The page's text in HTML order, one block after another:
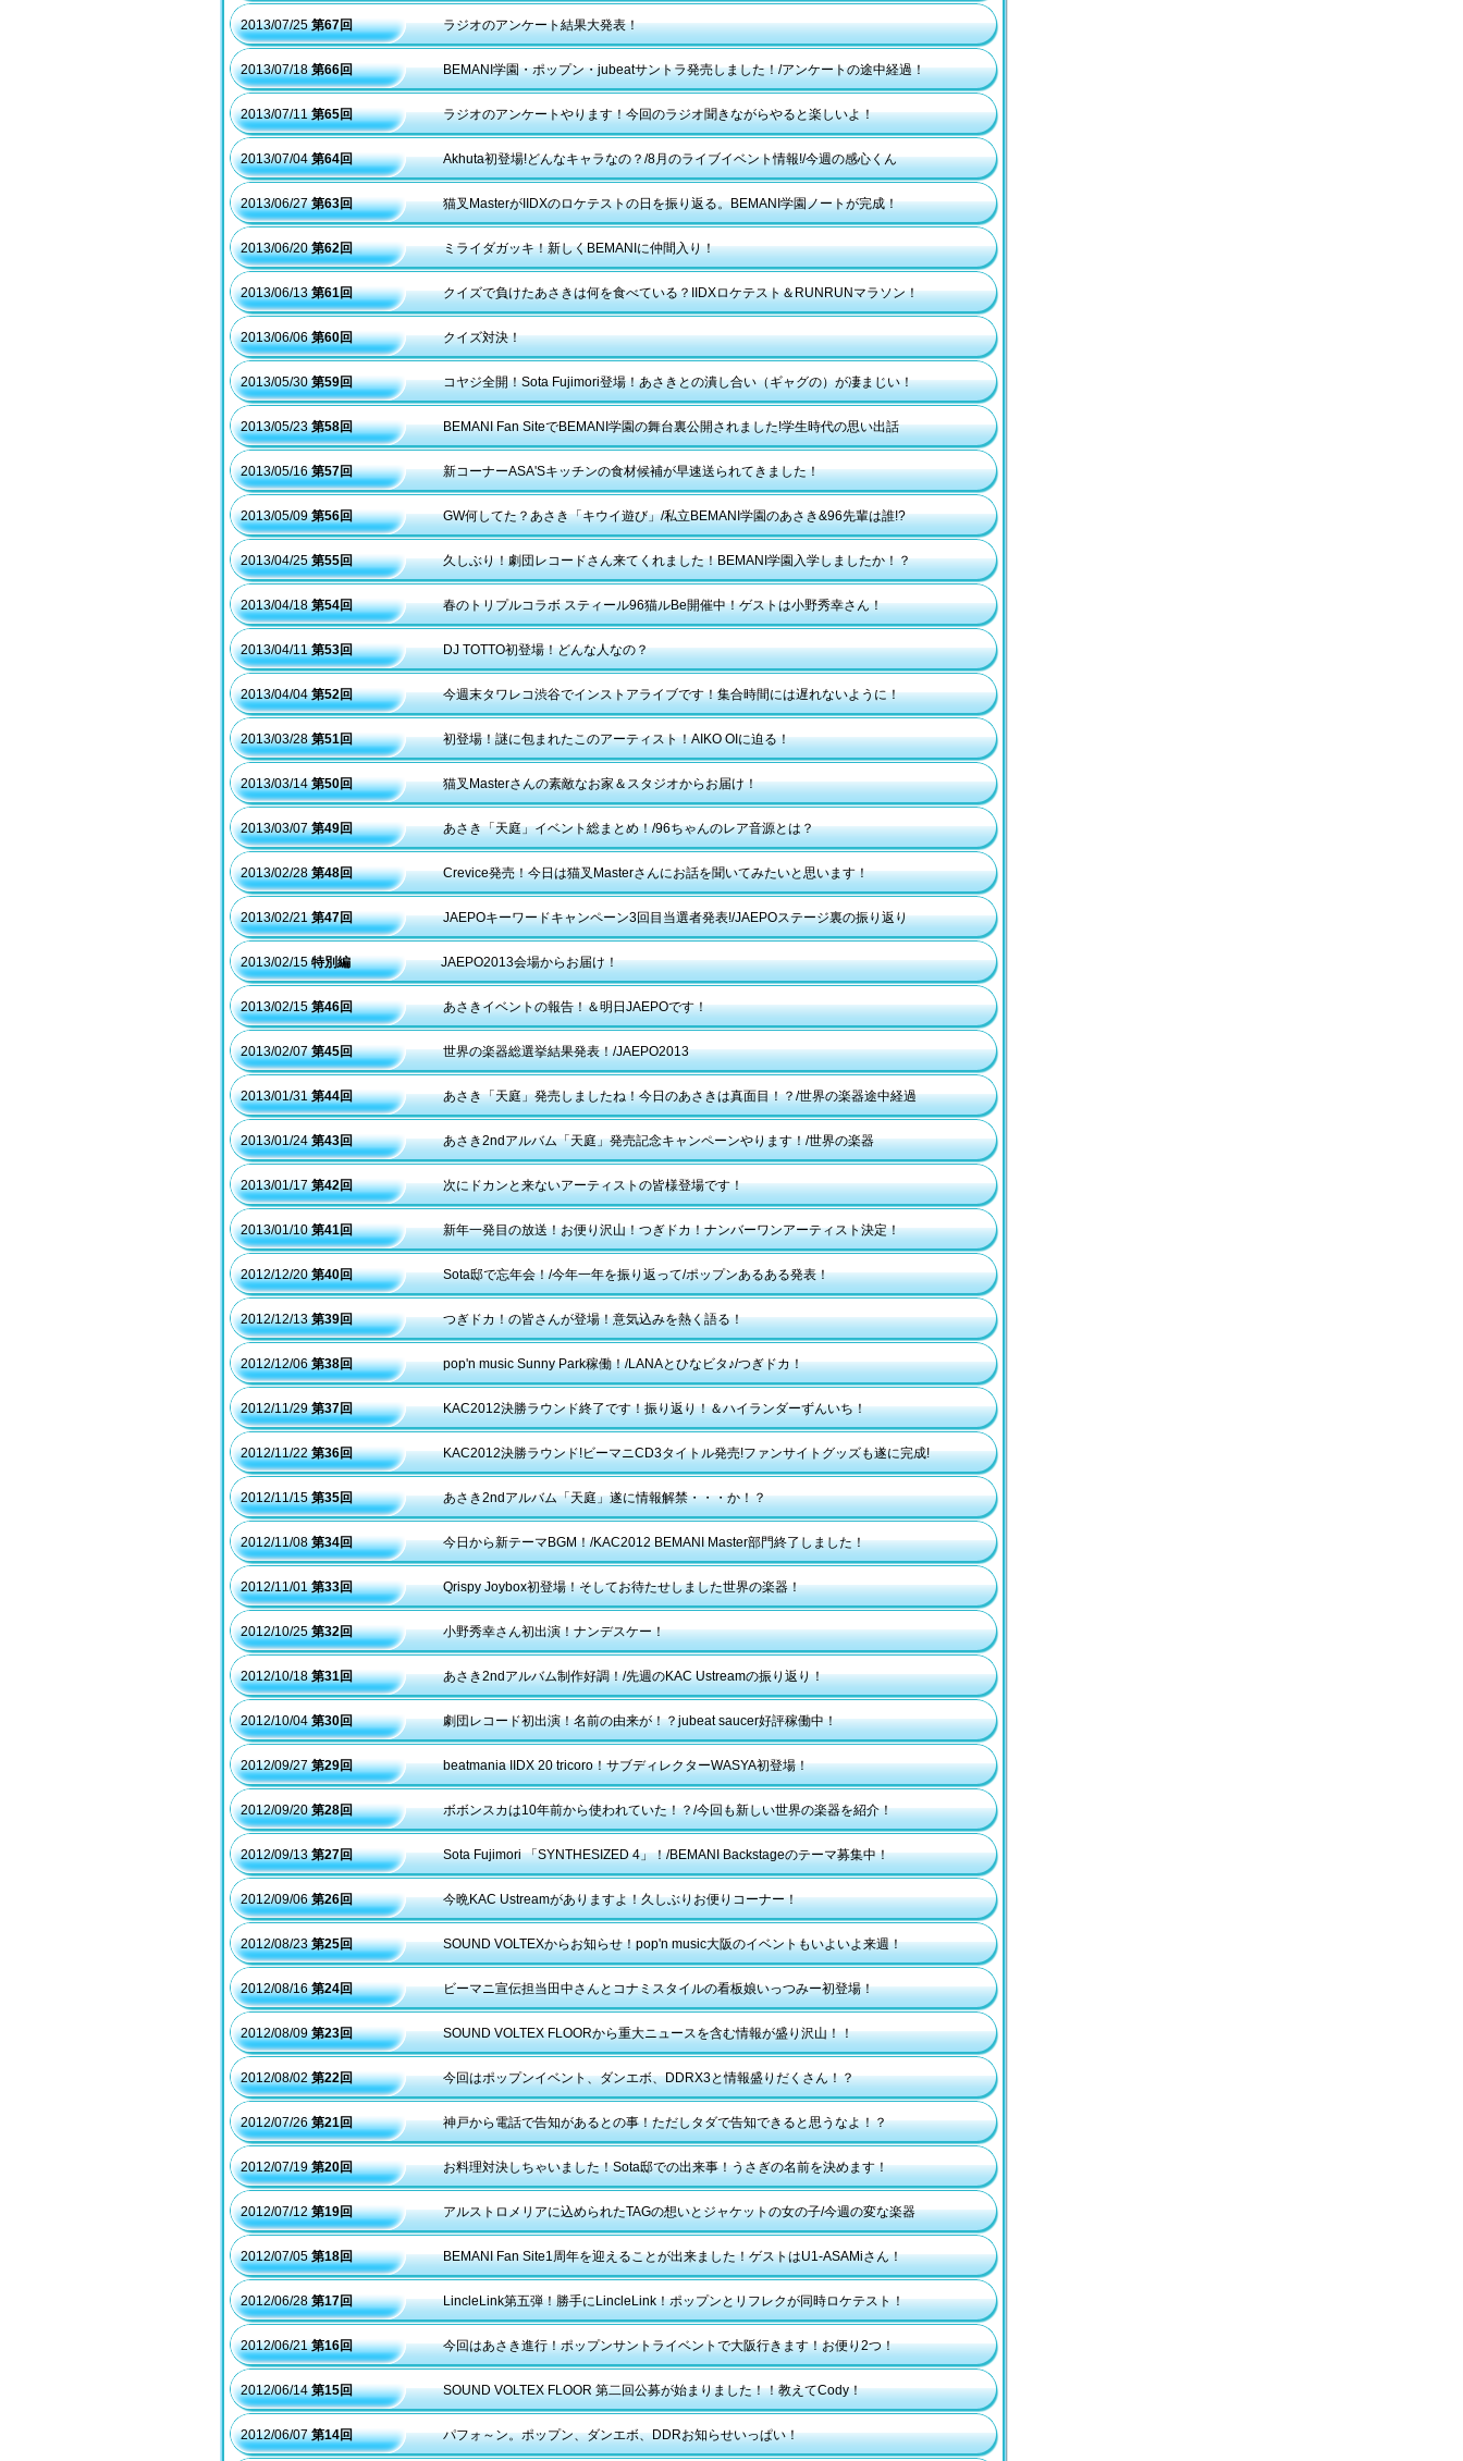
2013/07/25第67回 ラジオのアンケート結果大発表！
2013/07/18第66回 BEMANI学園・ポップン・jubeatサントラ発売しました！/アンケートの途中経過！
2013/07/11第65回 ラジオのアンケートやります！今回のラジオ聞きながらやると楽しいよ！
2013/07/04第64回 Akhuta初登場!どんなキャラなの？/8月のライブイベント情報!/今週の感心くん
2013/06/27第63回 猫叉MasterがIIDXのロケテストの日を振り返る。BEMANI学園ノートが完成！
2013/06/20第62回 ミライダガッキ！新しくBEMANIに仲間入り！
2013/06/13第61回 クイズで負けたあさきは何を食べている？IIDXロケテスト＆RUNRUNマラソン！
2013/06/06第60回 クイズ対決！
2013/05/30第59回 コヤジ全開！Sota Fujimori登場！あさきとの潰し合い（ギャグの）が凄まじい！
2013/05/23第58回 BEMANI Fan SiteでBEMANI学園の舞台裏公開されました!学生時代の思い出話
2013/05/16第57回 新コーナーASA'Sキッチンの食材候補が早速送られてきました！
2013/05/09第56回 GW何してた？あさき「キウイ遊び」/私立BEMANI学園のあさき&96先輩は誰!?
2013/04/25第55回 久しぶり！劇団レコードさん来てくれました！BEMANI学園入学しましたか！？
2013/04/18第54回 春のトリプルコラボ スティール96猫ルBe開催中！ゲストは小野秀幸さん！
2013/04/11第53回 DJ TOTTO初登場！どんな人なの？
2013/04/04第52回 今週末タワレコ渋谷でインストアライブです！集合時間には遅れないように！
2013/03/28第51回 初登場！謎に包まれたこのアーティスト！AIKO OIに迫る！
2013/03/14第50回 猫叉Masterさんの素敵なお家＆スタジオからお届け！
2013/03/07第49回 あさき「天庭」イベント総まとめ！/96ちゃんのレア音源とは？
2013/02/28第48回 Crevice発売！今日は猫叉Masterさんにお話を聞いてみたいと思います！
2013/02/21第47回 JAEPOキーワードキャンペーン3回目当選者発表!/JAEPOステージ裏の振り返り
2013/02/15特別編 JAEPO2013会場からお届け！
2013/02/15第46回 あさきイベントの報告！＆明日JAEPOです！
2013/02/07第45回 世界の楽器総選挙結果発表！/JAEPO2013
2013/01/31第44回 あさき「天庭」発売しましたね！今日のあさきは真面目！？/世界の楽器途中経過
2013/01/24第43回 あさき2ndアルバム「天庭」発売記念キャンペーンやります！/世界の楽器
2013/01/17第42回 次にドカンと来ないアーティストの皆様登場です！
2013/01/10第41回 新年一発目の放送！お便り沢山！つぎドカ！ナンバーワンアーティスト決定！
2012/12/20第40回 Sota邸で忘年会！/今年一年を振り返って/ポップンあるある発表！
2012/12/13第39回 つぎドカ！の皆さんが登場！意気込みを熱く語る！
2012/12/06第38回 pop'n music Sunny Park稼働！/LANAとひなビタ♪/つぎドカ！
2012/11/29第37回 KAC2012決勝ラウンド終了です！振り返り！＆ハイランダーずんいち！
2012/11/22第36回 KAC2012決勝ラウンド!ビーマニCD3タイトル発売!ファンサイトグッズも遂に完成!
2012/11/15第35回 あさき2ndアルバム「天庭」遂に情報解禁・・・か！？
2012/11/08第34回 今日から新テーマBGM！/KAC2012 BEMANI Master部門終了しました！
2012/11/01第33回 Qrispy Joybox初登場！そしてお待たせしました世界の楽器！
2012/10/25第32回 小野秀幸さん初出演！ナンデスケー！
2012/10/18第31回 あさき2ndアルバム制作好調！/先週のKAC Ustreamの振り返り！
2012/10/04第30回 劇団レコード初出演！名前の由来が！？jubeat saucer好評稼働中！
2012/09/27第29回 beatmania IIDX 20 tricoro！サブディレクターWASYA初登場！
2012/09/20第28回 ボボンスカは10年前から使われていた！？/今回も新しい世界の楽器を紹介！
2012/09/13第27回 Sota Fujimori 「SYNTHESIZED 4」！/BEMANI Backstageのテーマ募集中！
2012/09/06第26回 今晩KAC Ustreamがありますよ！久しぶりお便りコーナー！
2012/08/23第25回 SOUND VOLTEXからお知らせ！pop'n music大阪のイベントもいよいよ来週！
2012/08/16第24回 ビーマニ宣伝担当田中さんとコナミスタイルの看板娘いっつみー初登場！
2012/08/09第23回 SOUND VOLTEX FLOORから重大ニュースを含む情報が盛り沢山！！
2012/08/02第22回 今回はポップンイベント、ダンエボ、DDRX3と情報盛りだくさん！？
2012/07/26第21回 神戸から電話で告知があるとの事！ただしタダで告知できると思うなよ！？
2012/07/19第20回 お料理対決しちゃいました！Sota邸での出来事！うさぎの名前を決めます！
2012/07/12第19回 アルストロメリアに込められたTAGの想いとジャケットの女の子/今週の変な楽器
2012/07/05第18回 BEMANI Fan Site1周年を迎えることが出来ました！ゲストはU1-ASAMiさん！
2012/06/28第17回 LincleLink第五弾！勝手にLincleLink！ポップンとリフレクが同時ロケテスト！
2012/06/21第16回 今回はあさき進行！ポップンサントライベントで大阪行きます！お便り2つ！
2012/06/14第15回 SOUND VOLTEX FLOOR 第二回公募が始まりました！！教えてCody！
2012/06/07第14回 パフォ～ン。ポップン、ダンエボ、DDRお知らせいっぱい！